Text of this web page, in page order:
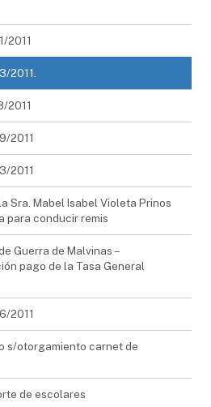
2011
2011.
2011
2011
2011
Sra. Mabel Isabel Violeta Prinos
para conducir remis
Guerra de Malvinas –
pago de la Tasa General
2011
s/otorgamiento carnet de
de escolares